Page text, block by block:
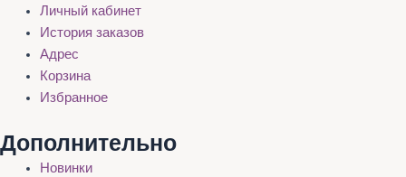
Личный кабинет
История заказов
Адрес
Корзина
Избранное
Дополнительно
Новинки